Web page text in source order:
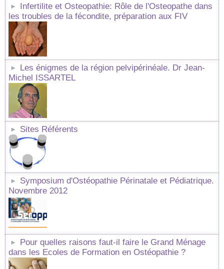
Infertilite et Osteopathie: Rôle de l'Osteopathe dans
les troubles de la fécondite, préparation aux FIV
Les énigmes de la région pelvipérinéale. Dr Jean-
Michel ISSARTEL
Sites Référents
Symposium d'Ostéopathie Périnatale et Pédiatrique.
Novembre 2012
Pour quelles raisons faut-il faire le Grand Ménage
dans les Ecoles de Formation en Ostéopathie ?